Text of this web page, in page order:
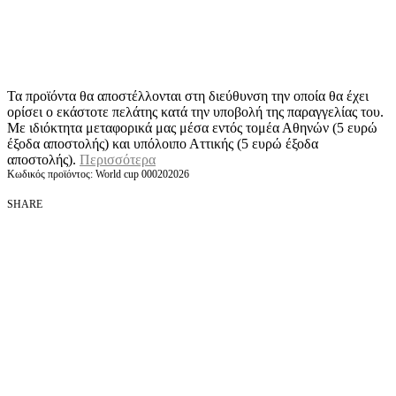
Τα προϊόντα θα αποστέλλονται στη διεύθυνση την οποία θα έχει
ορίσει ο εκάστοτε πελάτης κατά την υποβολή της παραγγελίας του.
Με ιδιόκτητα μεταφορικά μας μέσα εντός τομέα Αθηνών (5 ευρώ
έξοδα αποστολής) και υπόλοιπο Αττικής (5 ευρώ έξοδα
αποστολής). Περισσότερα
World cup 000202026
SHARE